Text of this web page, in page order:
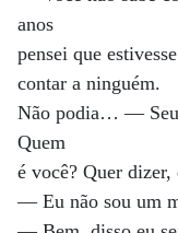
anos
pensei que
contar a ninguém.
Não podia… —
Quem
é você? Quer dizer,
— Eu não sou um